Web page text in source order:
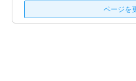
ページを